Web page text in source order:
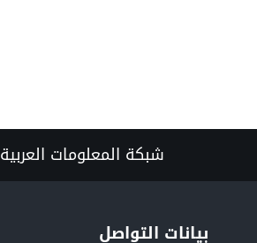
شبكة المعلومات
بيانات التواصل